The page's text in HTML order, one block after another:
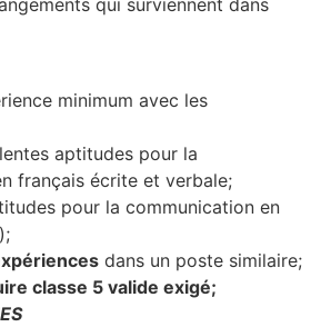
minimum avec les
aptitudes pour la
français écrite et verbale;
pour la communication en
dans un poste similaire;
classe 5 valide exigé;